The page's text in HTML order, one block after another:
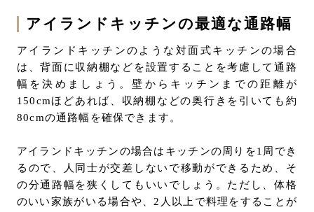
アイランドキッチンの最適な通路幅
アイランドキッチンのような対面式キッチンの場合
は、背面に収納棚などを設置することを考慮して通路
幅を決めましょう。壁からキッチンまでの距離が
150cmほどあれば、収納棚などの奥行きを引いても約
80cmの通路幅を確保できます。
アイランドキッチンの場合はキッチンの周りを1周でき
るので、人同士が交差しないで移動ができるため、そ
の分通路幅を狭くしてもいいでしょう。ただし、体格
のいい家族がいる場合や、2人以上で料理をすることが